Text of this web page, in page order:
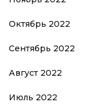
Октябрь 2022
Сентябрь 2022
Август 2022
Июль 2022